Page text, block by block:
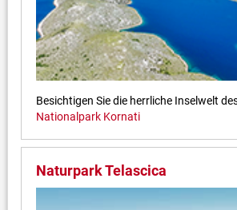
Besichtigen Sie die herrliche Inselwelt
Nationalpark Kornati
Naturpark Telascica